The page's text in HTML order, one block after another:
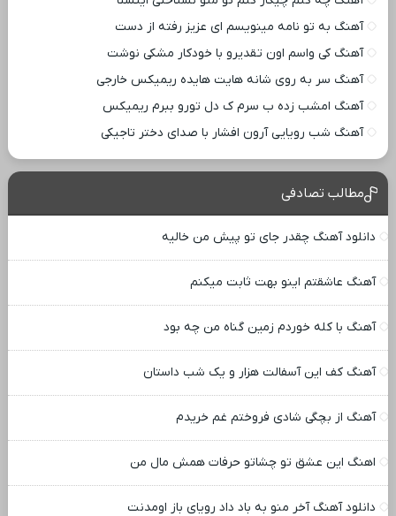
آهنگ به تو نامه مینویسم ای عزیز رفته از دست
آهنگ کی واسم اون تقدیرو با خودکار مشکی نوشت
آهنگ سر به روی شانه هایت هایده ریمیکس خارجی
آهنگ امشب زده ب سرم ک دل تورو ببرم ریمیکس
آهنگ شب رویایی آرون افشار با صدای دختر تاجیکی
مطالب تصادفی
دانلود آهنگ چقدر جای تو پیش من خالیه
آهنگ عاشقتم اینو بهت ثابت میکنم
آهنگ با کله خوردم زمین گناه من چه بود
آهنگ کف این آسفالت هزار و یک شب داستان
آهنگ از بچگی شادی فروختم غم خریدم
اهنگ این عشق تو چشاتو حرفات همش مال من
دانلود آهنگ آخر منو به باد داد رویای باز اومدنت